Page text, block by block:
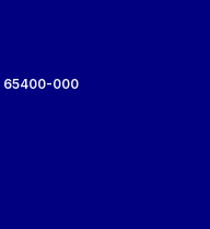
65400-000